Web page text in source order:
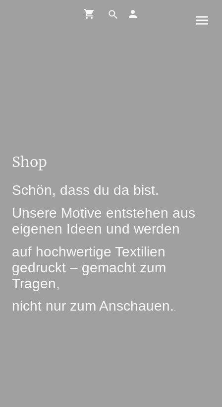
Shop
Schön, dass du da bist.
Unsere Motive entstehen aus
eigenen Ideen und werden
auf hochwertige Textilien
gedruckt – gemacht zum
Tragen,
nicht nur zum Anschauen. .